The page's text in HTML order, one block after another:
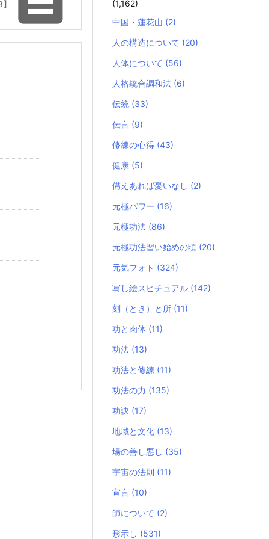
(1,162)
中国・蓮花山 (2)
人の構造について (20)
人体について (56)
人格統合調和法 (6)
伝統 (33)
伝言 (9)
修練の心得 (43)
健康 (5)
備えあれば憂いなし (2)
元極パワー (16)
元極功法 (86)
元極功法習い始めの頃 (20)
元気フォト (324)
写し絵スピチュアル (142)
刻（とき）と所 (11)
功と肉体 (11)
功法 (13)
功法と修練 (11)
功法の力 (135)
功訣 (17)
地域と文化 (13)
場の善し悪し (35)
宇宙の法則 (11)
宣言 (10)
師について (2)
形示し (531)